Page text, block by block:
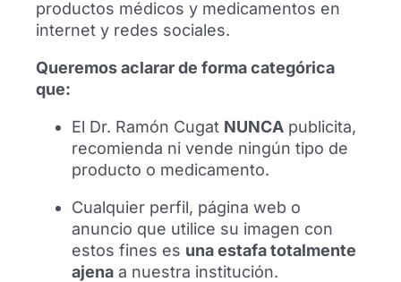
mantener la estabilidad articular.
Explora qué son, la función de los ligamentos y
qué sucede cuando se dañan.
productos médicos y medicamentos en
internet y redes sociales.
Queremos aclarar de forma categórica
que:
El Dr. Ramón Cugat NUNCA publicita,
recomienda ni vende ningún tipo de
producto o medicamento.
Cualquier perfil, página web o
anuncio que utilice su imagen con
estos fines es una estafa totalmente
ajena a nuestra institución.